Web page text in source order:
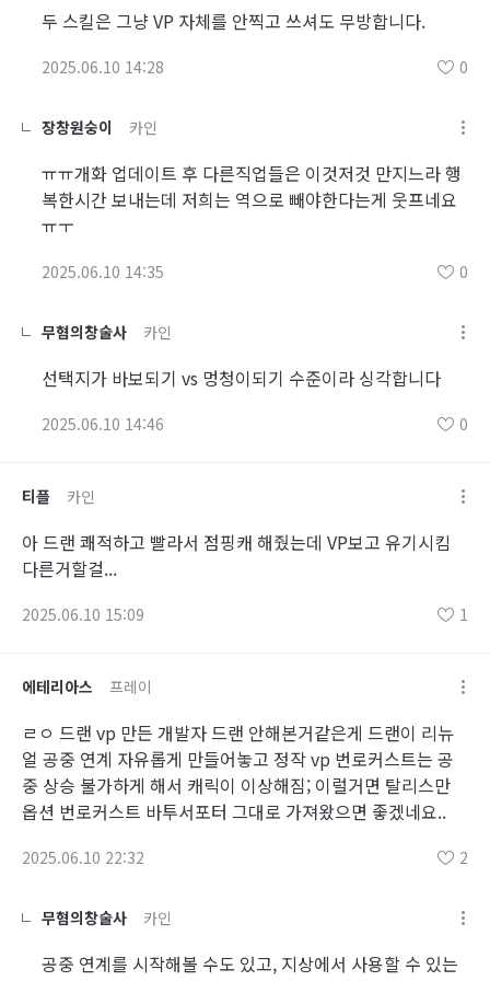
두 스킬은 그냥 VP 자체를 안찍고 쓰셔도 무방합니다.
2025.06.10 14:28 0
장창원숭이 카인
ㅠㅠ개화 업데이트 후 다른직업들은 이것저것 만지느라 행
복한시간 보내는데 저희는 역으로 빼야한다는게 웃프네요
ㅠㅜ
2025.06.10 14:35 0
무혐의창술사 카인
선택지가 바보되기 vs 멍청이되기 수준이라 싱각합니다
2025.06.10 14:46 0
티플 카인
아 드랜 쾌적하고 빨라서 점핑캐 해줬는데 VP보고 유기시킴
다른거할걸...
2025.06.10 15:09 1
에테리아스 프레이
ㄹㅇ 드랜 vp 만든 개발자 드랜 안해본거같은게 드랜이 리뉴
얼 공중 연계 자유롭게 만들어놓고 정작 vp 번로커스트는 공
중 상승 불가하게 해서 캐릭이 이상해짐; 이럴거면 탈리스만
옵션 번로커스트 바투서포터 그대로 가져왔으면 좋겠네요..
2025.06.10 22:32 2
무혐의창술사 카인
공중 연계를 시작해볼 수도 있고, 지상에서 사용할 수 있는